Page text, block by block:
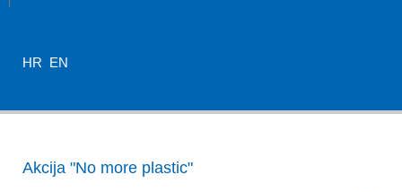
HR EN
Akcija "No more plastic"